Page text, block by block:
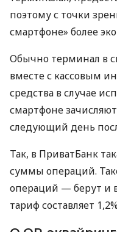
поэтому с точки
смартфоне» более
Обычно терминал в
вместе с кассовым
средства в случае
смартфоне
следующий день
Так, в ПриватБанк
суммы операций.
операций — берут и
тариф составляет